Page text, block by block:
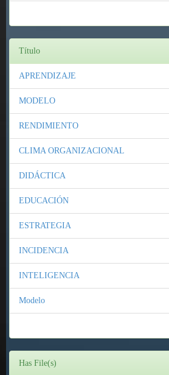
Título
APRENDIZAJE
MODELO
RENDIMIENTO
CLIMA ORGANIZACIONAL
DIDÁCTICA
EDUCACIÓN
ESTRATEGIA
INCIDENCIA
INTELIGENCIA
Modelo
Has File(s)